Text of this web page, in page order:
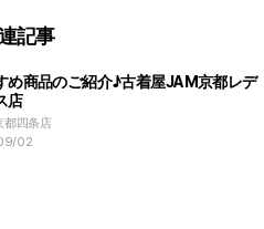
記事
め商品のご紹介♪古着屋JAM京都レデ
店
都四条店
02